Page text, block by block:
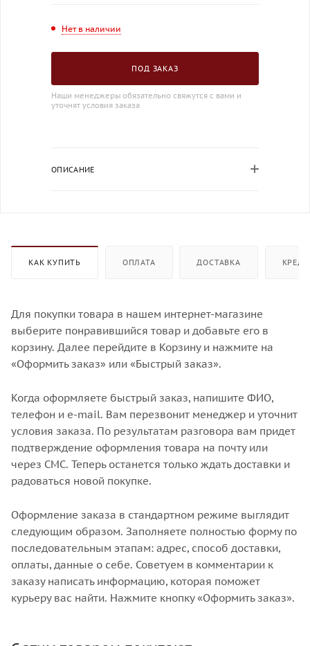
Нет в наличии
ПОД ЗАКАЗ
Наши менеджеры обязательно свяжутся с вами и
уточнят условия заказа
ОПИСАНИЕ
КАК КУПИТЬ ОПЛАТА ДОСТАВКА
Для покупки товара в нашем интернет-магазине
выберите понравившийся товар и добавьте его в
корзину. Далее перейдите в Корзину и нажмите на
«Оформить заказ» или «Быстрый заказ».
Когда оформляете быстрый заказ, напишите ФИО,
телефон и e-mail. Вам перезвонит менеджер и уточнит
условия заказа. По результатам разговора вам придет
подтверждение оформления товара на почту или
через СМС. Теперь останется только ждать доставки и
радоваться новой покупке.
Оформление заказа в стандартном режиме выглядит
следующим образом. Заполняете полностью форму по
последовательным этапам: адрес, способ доставки,
оплаты, данные о себе. Советуем в комментарии к
заказу написать информацию, которая поможет
курьеру вас найти. Нажмите кнопку «Оформить заказ».